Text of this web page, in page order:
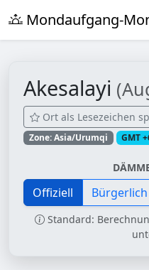
Mondaufgang-
Akesalayi
Ort als Lesezeichen
Zone: Asia/Urumqi GMT
Offiziell Bürgerlich
Standard: